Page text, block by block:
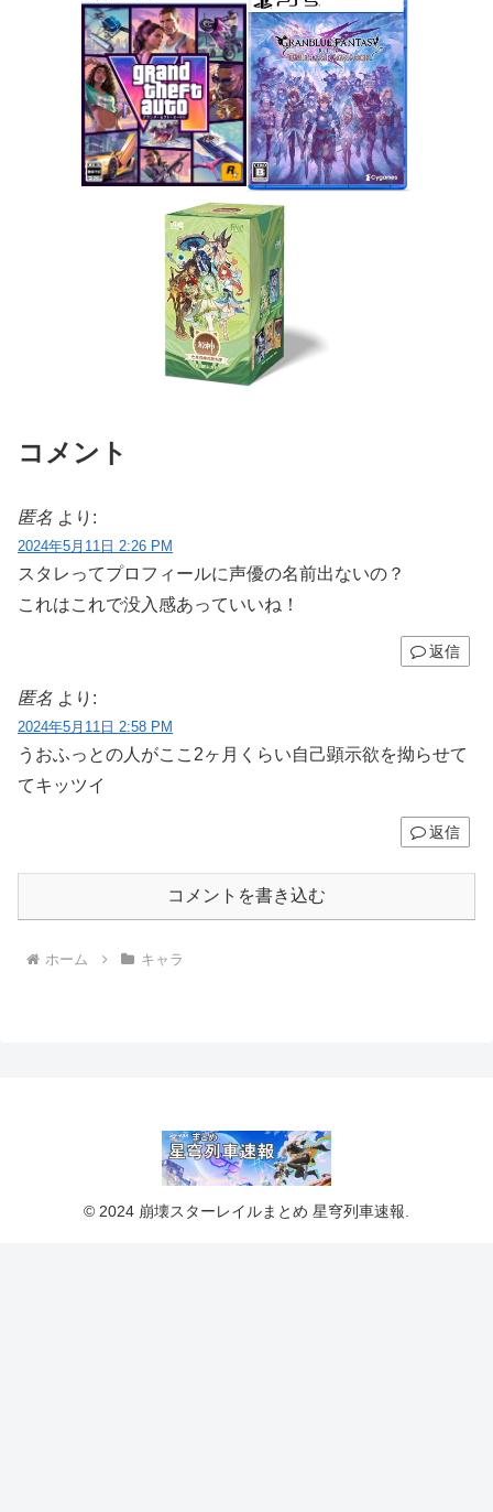
コメント
匿名 より:
2024年5月11日 2:26 PM
スタレってプロフィールに声優の名前出ないの？
これはこれで没入感あっていいね！
返信
匿名 より:
2024年5月11日 2:58 PM
うおふっとの人がここ2ヶ月くらい自己顕示欲を拗らせて
てキッツイ
返信
コメントを書き込む
ホーム キャラ
© 2024 崩壊スターレイルまとめ 星穹列車速報.